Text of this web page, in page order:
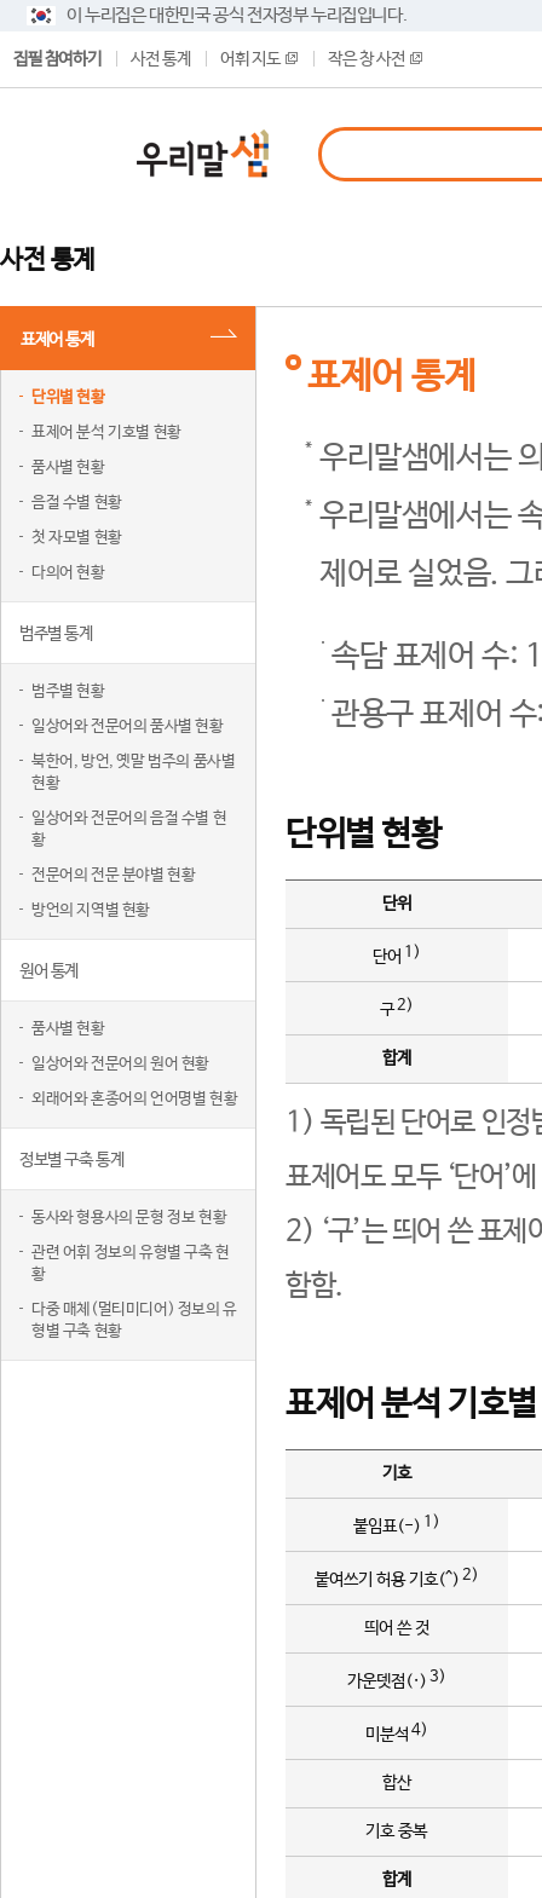
이 누리집은 대한민국 공식 전자정부 누리집입니다.
집필 참여하기 사전 통계 어휘 지도 작은 창 사전
사전 통계
표제어 통계
단위별 현황
표제어 분석 기호별 현황
품사별 현황
음절 수별 현황
첫 자모별 현황
다의어 현황
범주별 통계
범주별 현황
일상어와 전문어의 품사별 현황
북한어, 방언, 옛말 범주의 품사별
현황
일상어와 전문어의 음절 수별 현
황
전문어의 전문 분야별 현황
방언의 지역별 현황
원어 통계
품사별 현황
일상어와 전문어의 원어 현황
외래어와 혼종어의 언어명별 현황
정보별 구축 통계
동사와 형용사의 문형 정보 현황
관련 어휘 정보의 유형별 구축 현
황
다중 매체(멀티미디어) 정보의 유
형별 구축 현황
표제어 통계
우리말샘에서는
우리말샘에서는
제어로 실었음.
속담 표제어 수:
관용구 표제어
단위별 현황
단위
단어 1)
구2)
합계
1) 독립된 단어로 인정
표제어도 모두 ‘단어’
2) ‘구’는 띄어 쓴 표
함함.
표제어 분석 기호
기호
붙임표(-) 1)
붙여쓰기 허용 기호(^) 2)
띄어 쓴 것
가운뎃점(·) 3)
미분석 4)
합산
기호 중복
합계